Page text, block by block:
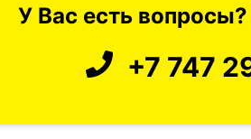
У Вас есть
+7 747